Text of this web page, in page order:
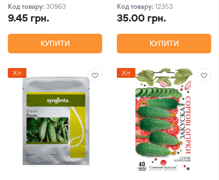
Код товару: 30963
9.45 грн.
КУПИТИ
Код товару: 12353
35.00 грн.
КУПИТИ
Хіт Хіт